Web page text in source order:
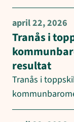
april 22, 2026
Tranås i
resultat
Tranås i